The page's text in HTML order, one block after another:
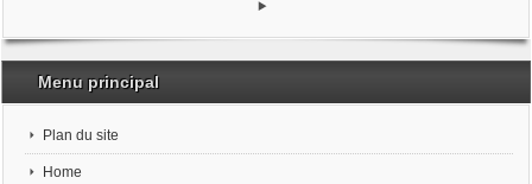
Menu principal
Plan du site
Home